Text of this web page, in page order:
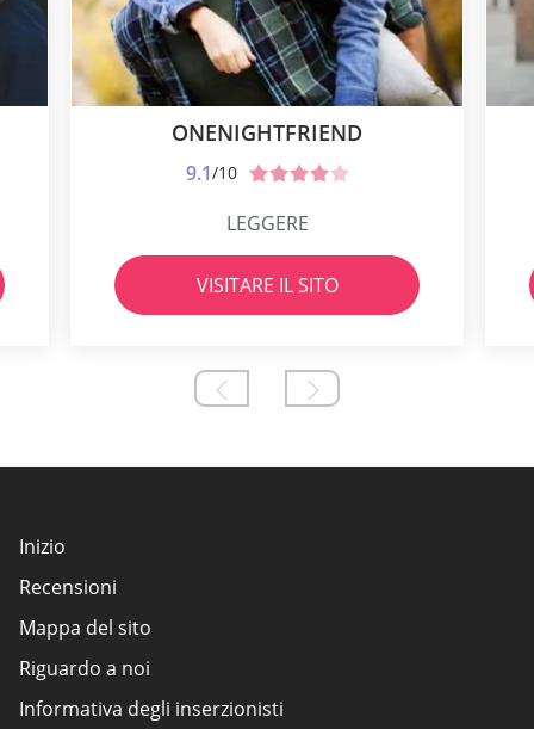
ONENIGHTFRIEND
9.1/10
LEGGERE
VISITARE IL SITO
Inizio
Recensioni
Mappa del sito
Riguardo a noi
Informativa degli inserzionisti